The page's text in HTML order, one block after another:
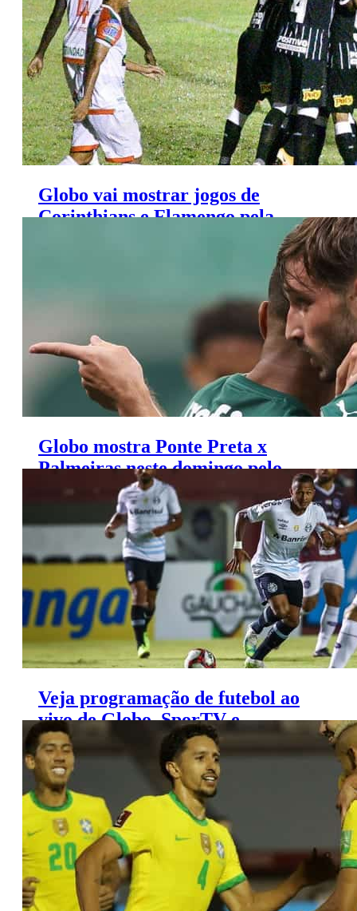
Globo vai mostrar jogos de
Corinthians e Flamengo pela
terceira fase da Copa do Brasil
Globo mostra Ponte Preta x
Palmeiras neste domingo pelo
Veja programação de futebol ao
vivo de Globo, SporTV e
Premiere (8 a 10 de maio)